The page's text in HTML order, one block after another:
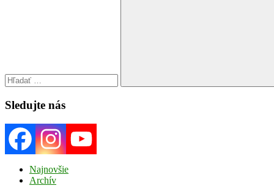
Search
Sledujte nás
Najnovšie
Archív